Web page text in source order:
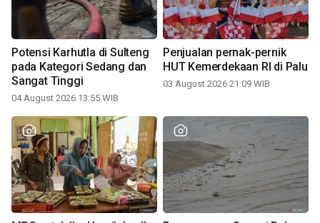
Potensi Karhutla di Sulteng
pada Kategori Sedang dan
Sangat Tinggi
04 August 2026 13:55 WIB
Penjualan pernak-pernik
HUT Kemerdekaan RI di Palu
03 August 2026 21:09 WIB